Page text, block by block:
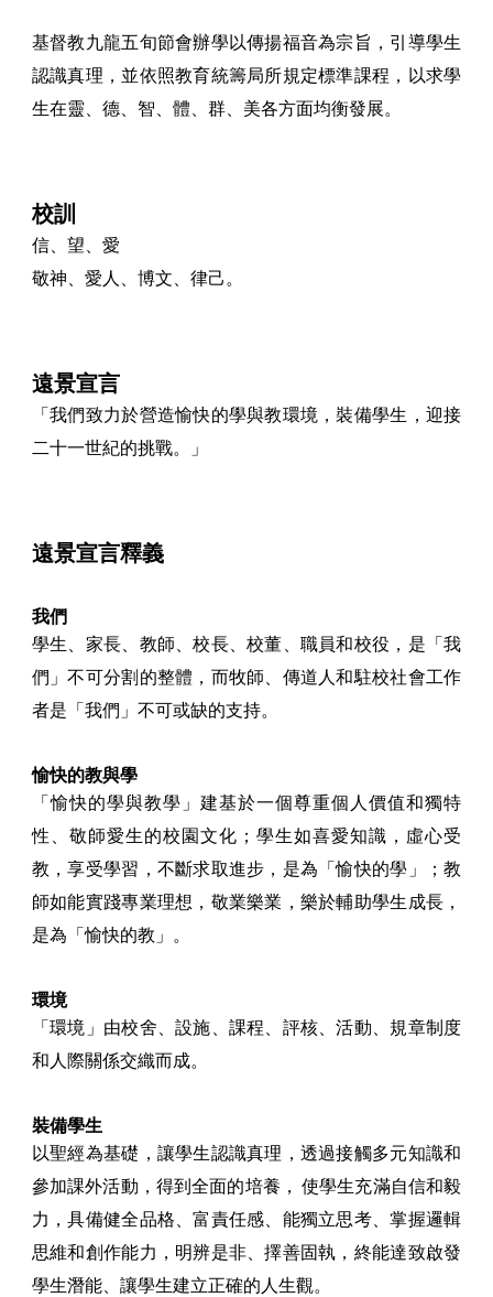
基督教九龍五旬節會辦學以傳揚福音為宗旨，引導學生
認識真理，並依照教育統籌局所規定標準課程，以求學
生在靈、德、智、體、群、美各方面均衡發展。
校訓
信、望、愛
敬神、愛人、博文、律己。
遠景宣言
「我們致力於營造愉快的學與教環境，裝備學生，迎接
二十一世紀的挑戰。」
遠景宣言釋義
我們
學生、家長、教師、校長、校董、職員和校役，是「我
們」不可分割的整體，而牧師、傳道人和駐校社會工作
者是「我們」不可或缺的支持。
愉快的教與學
「愉快的學與教學」建基於一個尊重個人價值和獨特
性、敬師愛生的校園文化；學生如喜愛知識，虛心受
教，享受學習，不斷求取進步，是為「愉快的學」；教
師如能實踐專業理想，敬業樂業，樂於輔助學生成長，
是為「愉快的教」。
環境
「環境」由校舍、設施、課程、評核、活動、規章制度
和人際關係交織而成。
裝備學生
以聖經為基礎，讓學生認識真理，透過接觸多元知識和
參加課外活動，得到全面的培養， 使學生充滿自信和毅
力，具備健全品格、富責任感、能獨立思考、掌握邏輯
思維和創作能力，明辨是非、擇善固執，終能達致啟發
學生潛能、讓學生建立正確的人生觀。